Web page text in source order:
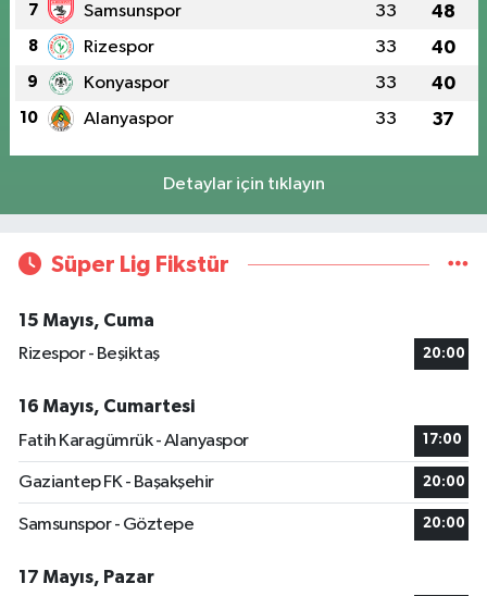
7 Samsunspor 33 48
8 Rizespor 33 40
9 Konyaspor 33 40
10 Alanyaspor 33 37
Detaylar için tıklayın
Süper Lig Fikstür
15 Mayıs, Cuma
Rizespor - Beşiktaş
20:00
16 Mayıs, Cumartesi
Fatih Karagümrük - Alanyaspor
17:00
Gaziantep FK - Başakşehir 20:00
Samsunspor - Göztepe 20:00
17 Mayıs, Pazar